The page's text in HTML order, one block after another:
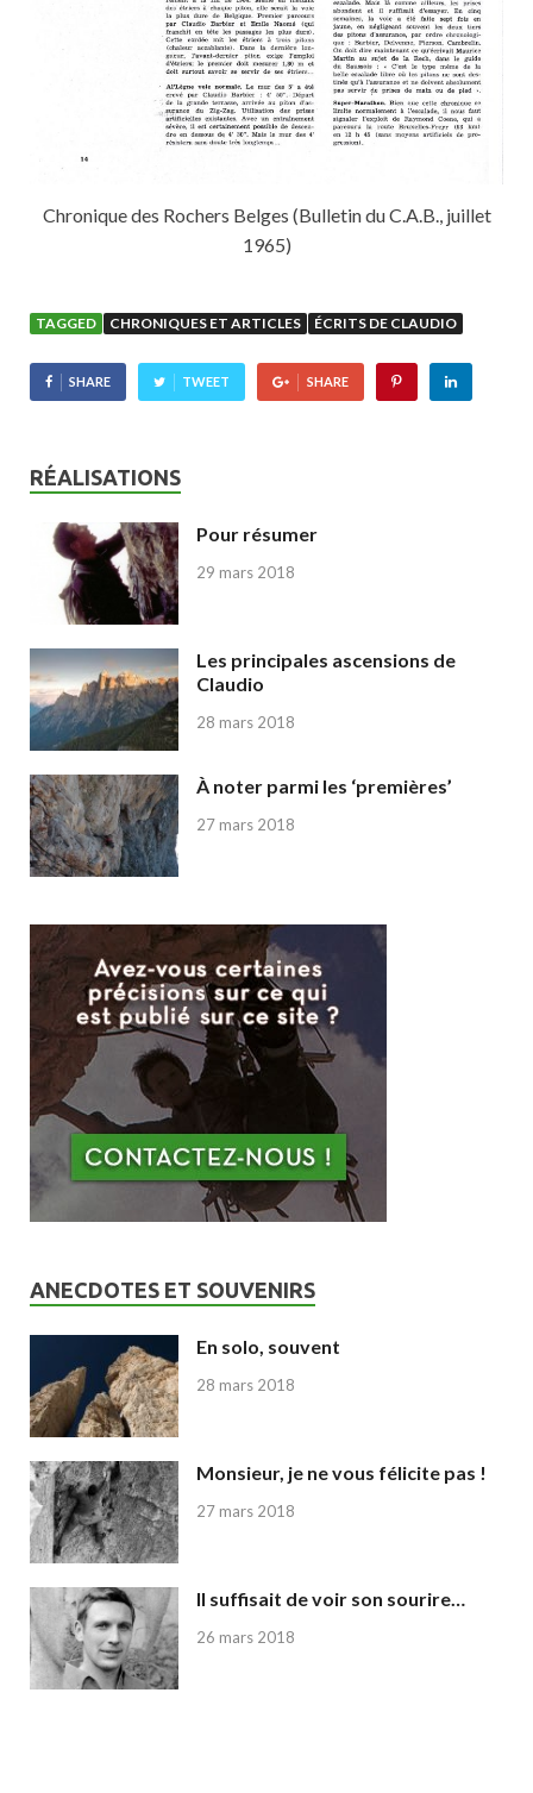
Chronique des Rochers Belges (Bulletin du C.A.B., juillet
1965)
TAGGED CHRONIQUES ET ARTICLES ÉCRITS DE CLAUDIO
SHARE TWEET SHARE
RÉALISATIONS
Pour résumer
29 mars 2018
Les principales ascensions de
Claudio
28 mars 2018
À noter parmi les ‘premières’
27 mars 2018
ANECDOTES ET SOUVENIRS
En solo, souvent
28 mars 2018
Monsieur, je ne vous félicite pas !
27 mars 2018
Il suffisait de voir son sourire…
26 mars 2018